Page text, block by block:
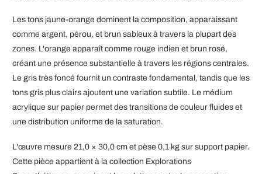
Les tons jaune-orange dominent la composition, apparaissant
comme argent, pérou, et brun sableux à travers la plupart des
zones. L'orange apparaît comme rouge indien et brun rosé,
créant une présence substantielle à travers les régions centrales.
Le gris très foncé fournit un contraste fondamental, tandis que les
tons gris plus clairs ajoutent une variation subtile. Le médium
acrylique sur papier permet des transitions de couleur fluides et
une distribution uniforme de la saturation.
L'œuvre mesure 21,0 × 30,0 cm et pèse 0,1 kg sur support papier.
Cette pièce appartient à la collection Explorations